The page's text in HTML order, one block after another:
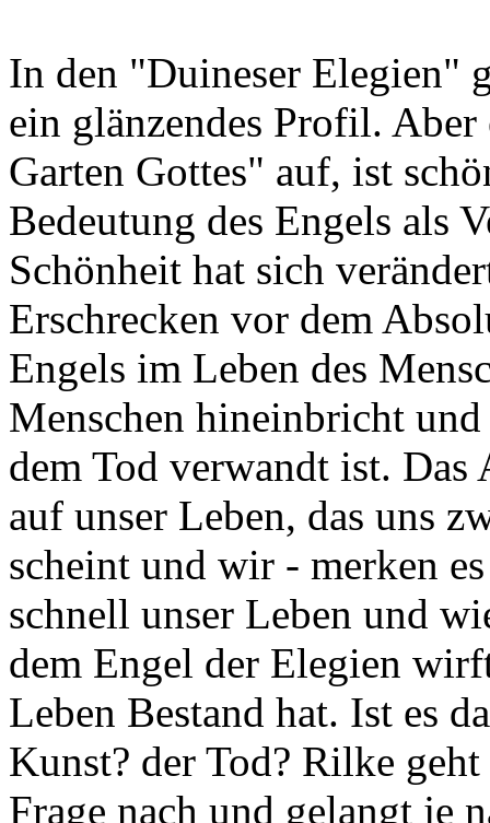
In den "Duineser Elegien"
ein glänzendes Profil.
Garten Gottes" auf, ist
Bedeutung des Engels als
Schönheit hat sich
Erschrecken vor dem
Engels im Leben des
Menschen hineinbricht
dem Tod verwandt ist.
auf unser Leben, das uns
scheint und wir - merken
schnell unser Leben und
dem Engel der Elegien
Leben Bestand hat. Ist es
Kunst? der Tod? Rilke
Frage nach und gelangt je